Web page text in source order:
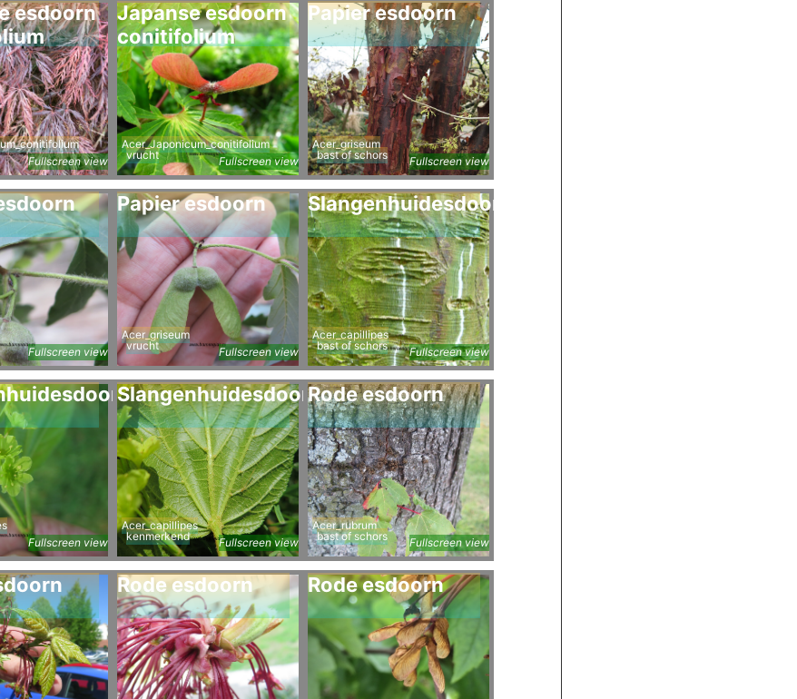
esdoorn
Fullscreen view
Japanse esdoorn
conitifolium
Acer_Japonicum_conitifolium
vrucht
Fullscreen view
Papier esdoorn
Acer_griseum
bast of schors
Fullscreen view
Fullscreen view
Papier esdoorn
Acer_griseum
vrucht
Fullscreen view
Slangenhuidesdoorn
Acer_capillipes
bast of schors
Fullscreen view
Fullscreen view
Slangenhuidesdoorn
Acer_capillipes
kenmerkend
Fullscreen view
Rode esdoorn
Acer_rubrum
bast of schors
Fullscreen view
Rode esdoorn Rode esdoorn